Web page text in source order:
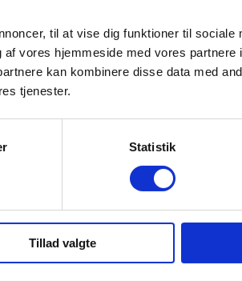
til at vise dig funktioner til sociale
vores hjemmeside med vores partnere
kan kombinere disse data med
tjenester.
Statistik
Tillad valgte
Kontroller
ikke er under den
tilstrækkeligt vejgreb.
buler eller
tilbud og en masse andre gode
tilmelder dig vores nyhedsbrev.
nyhedsbreve om måneden.
*